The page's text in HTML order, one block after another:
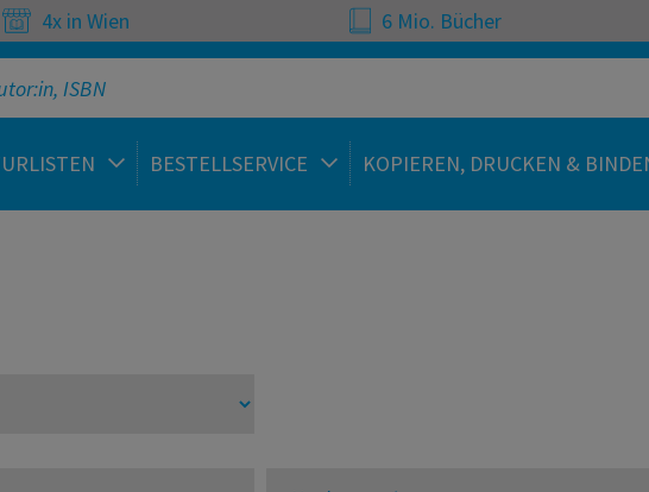
4x in Wien 6 Mio. Bücher
BESTELLSERVICE KOPIEREN, DRUCKEN &